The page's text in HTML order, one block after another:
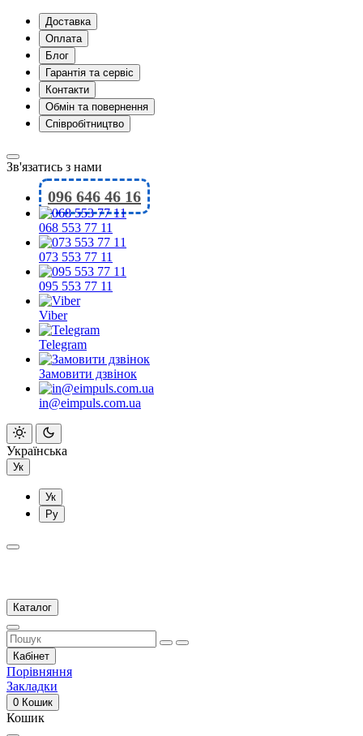
Доставка
Оплата
Блог
Гарантія та сервіс
Контакти
Обмін та повернення
Співробітництво
Зв'язатись з нами
096 646 46 16
068 553 77 11
073 553 77 11
095 553 77 11
Viber
Telegram
Замовити дзвінок
in@eimpuls.com.ua
Українська
Ук
Ук
Ру
Каталог
Кабінет
Порівняння
Закладки
0 Кошик
Кошик